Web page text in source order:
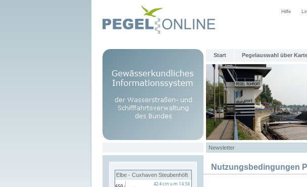
Hilfe
Start Pegelauswahl über
Newsletter
Elbe - Cuxhaven Steubenhöft
Nutzungsbedingungen